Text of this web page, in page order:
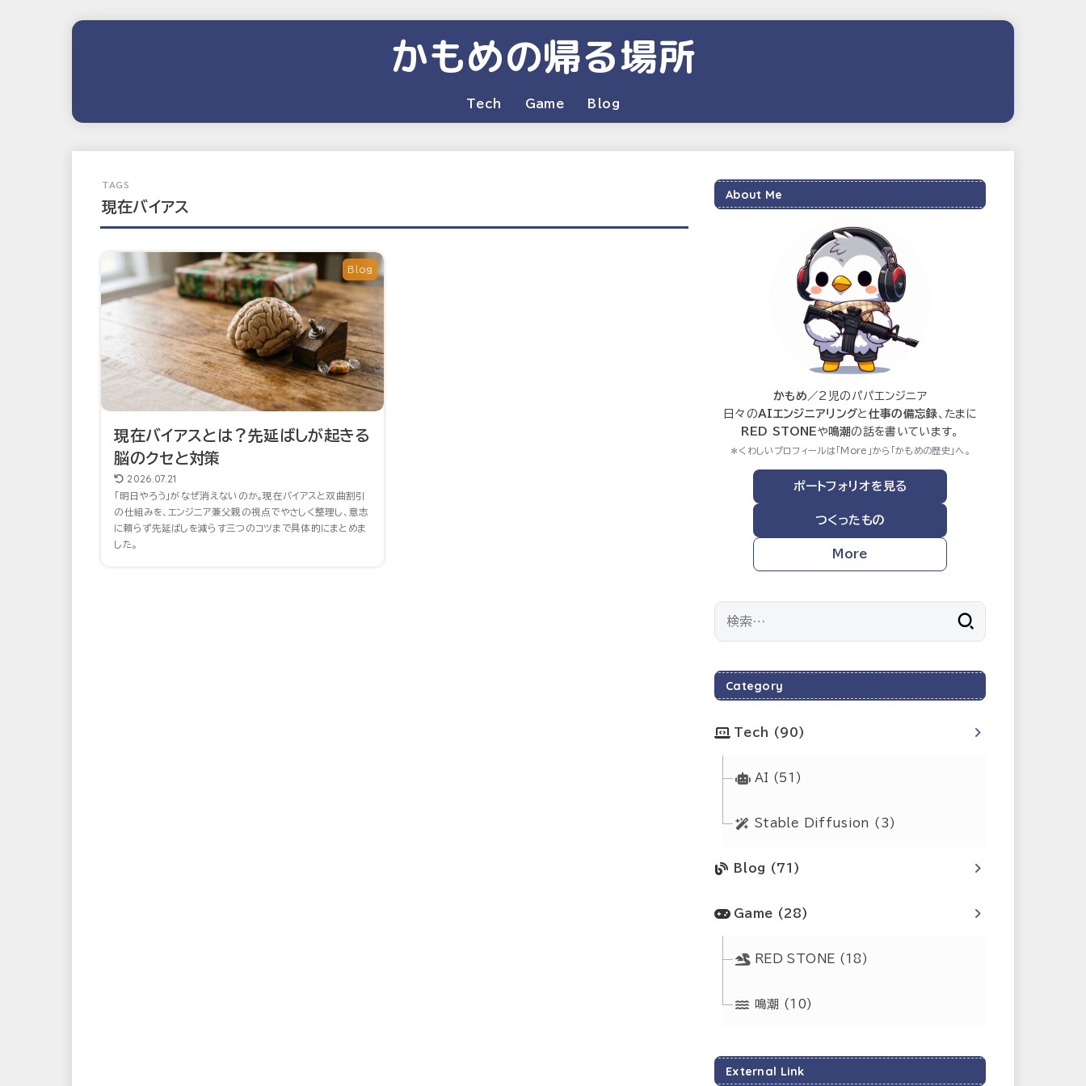
かもめの帰る場所
Tech Game Blog
現在バイアス
Blog
現在バイアスとは？先延ばしが起きる
脳のクセと対策
2026.07.21
「明日やろう」がなぜ消えないのか。現在バイアスと双曲割引
の仕組みを、エンジニア兼父親の視点でやさしく整理し、意志
に頼らず先延ばしを減らす三つのコツまで具体的にまとめま
した。
About Me
かもめ ／2児のパパエンジニア
日々のAIエンジニアリングと 仕事の備忘録、たまに
RED STONEや 鳴潮 の話を書いています。
＊くわしいプロフィールは「More」から「かもめの歴史」へ。
ポートフォリオを見る
つくったもの
More
Category
Tech (90)
AI (51)
Stable Diffusion (3)
Blog (71)
Game (28)
RED STONE (18)
鳴潮 (10)
External Link